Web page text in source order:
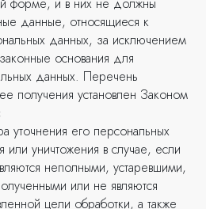
данные, относящиеся к
данных, за исключением
основания для
данных. Перечень
получения установлен Законом
уточнения его персональных
или уничтожения в случае, если
неполными, устаревшими,
или не являются
цели обработки, а также